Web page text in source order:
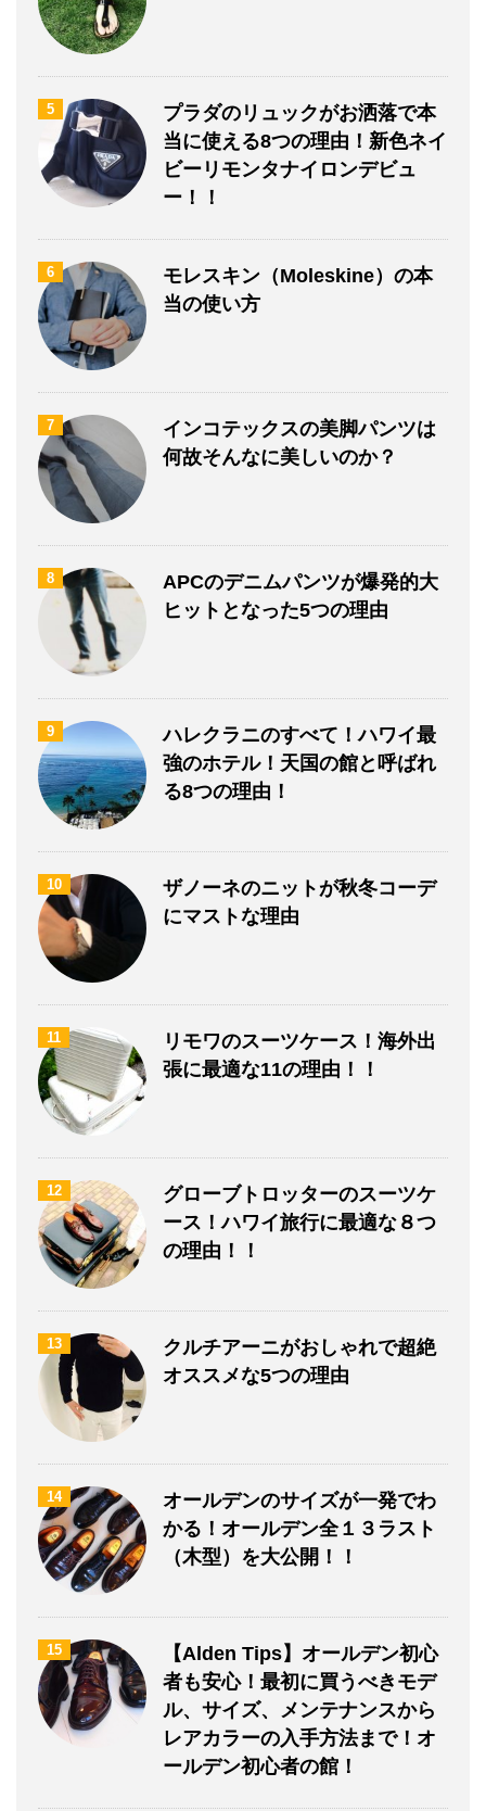
5
プラダのリュックがお洒落で本
当に使える8つの理由！新色ネイ
ビーリモンタナイロンデビュ
ー！！
6
モレスキン（Moleskine）の本
当の使い方
7
インコテックスの美脚パンツは
何故そんなに美しいのか？
8
APCのデニムパンツが爆発的大
ヒットとなった5つの理由
9
ハレクラニのすべて！ハワイ最
強のホテル！天国の館と呼ばれ
る8つの理由！
10
ザノーネのニットが秋冬コーデ
にマストな理由
11
リモワのスーツケース！海外出
張に最適な11の理由！！
12
グローブトロッターのスーツケ
ース！ハワイ旅行に最適な８つ
の理由！！
13
クルチアーニがおしゃれで超絶
オススメな5つの理由
14
オールデンのサイズが一発でわ
かる！オールデン全１３ラスト
（木型）を大公開！！
15
【Alden Tips】オールデン初心
者も安心！最初に買うべきモデ
ル、サイズ、メンテナンスから
レアカラーの入手方法まで！オ
ールデン初心者の館！